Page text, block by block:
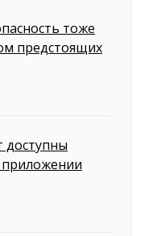
тоже
предстоящих
доступны
приложении